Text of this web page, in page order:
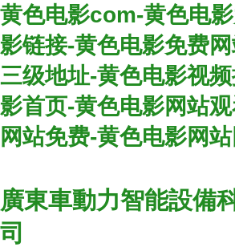
黄色电影com-黄色电
影链接-黄色电影免费
三级地址-黄色电影视
影首页-黄色电影网站
网站免费-黄色电影网
廣東車動力智能設備
司